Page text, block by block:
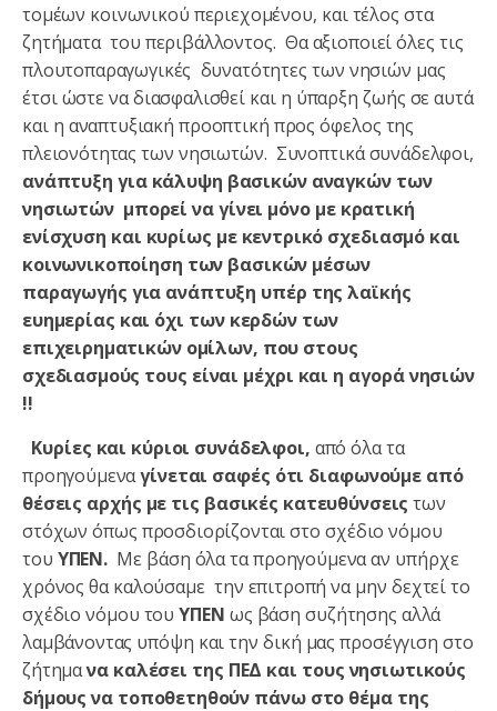
τομέων κοινωνικού περιεχομένου, και τέλος στα
ζητήματα του περιβάλλοντος. Θα αξιοποιεί όλες τις
πλουτοπαραγωγικές δυνατότητες των νησιών μας
έτσι ώστε να διασφαλισθεί και η ύπαρξη ζωής σε αυτά
και η αναπτυξιακή προοπτική προς όφελος της
πλειονότητας των νησιωτών. Συνοπτικά συνάδελφοι,
ανάπτυξη για κάλυψη βασικών αναγκών των
νησιωτών μπορεί να γίνει μόνο με κρατική
ενίσχυση και κυρίως με κεντρικό σχεδιασμό και
κοινωνικοποίηση των βασικών μέσων
παραγωγής για ανάπτυξη υπέρ της λαϊκής
ευημερίας και όχι των κερδών των
επιχειρηματικών ομίλων, που στους
σχεδιασμούς τους είναι μέχρι και η αγορά νησιών
!!
Κυρίες και κύριοι συνάδελφοι, από όλα τα
προηγούμεναγίνεται σαφές ότι διαφωνούμε από
θέσεις αρχής με τις βασικές κατευθύνσεις των
στόχων όπως προσδιορίζονται στο σχέδιο νόμου
του ΥΠΕΝ.Με βάση όλα τα προηγούμενα αν υπήρχε
χρόνος θα καλούσαμε την επιτροπή να μην δεχτεί το
σχέδιο νόμου τουΥΠΕΝ ως βάση συζήτησης αλλά
λαμβάνοντας υπόψη και την δική μας προσέγγιση στο
ζήτημανα καλέσει της ΠΕΔ και τους νησιωτικούς
δήμους να τοποθετηθούν πάνω στο θέμα της